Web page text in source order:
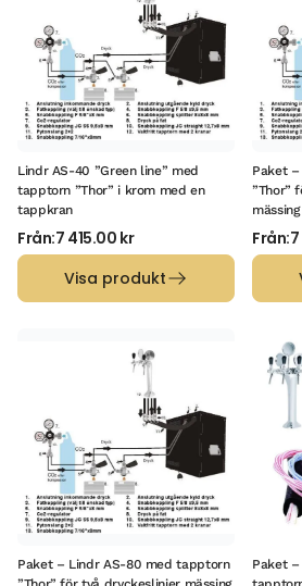
Lindr AS-40 ”Green line” med
tapptorn ”Thor” i krom med en
tappkran
Från:7 415.00 kr
Visa produkt
Paket
”Thor”
mässing
Från:
Paket – Lindr AS-80 med tapptorn
Paket –